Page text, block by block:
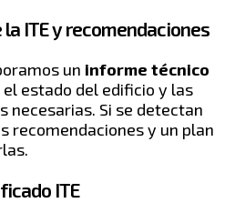
ITE y recomendaciones
un informe técnico
estado del edificio y las
necesarias. Si se detectan
recomendaciones y un plan
ITE